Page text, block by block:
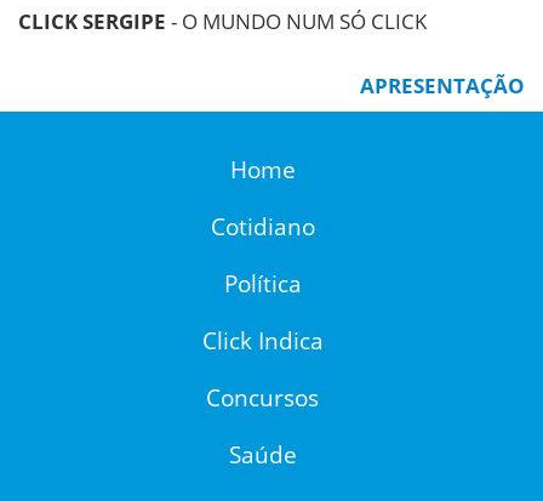
CLICK SERGIPE - O MUNDO NUM SÓ CLICK
APRESENTAÇÃO
Home
Cotidiano
Política
Click Indica
Concursos
Saúde